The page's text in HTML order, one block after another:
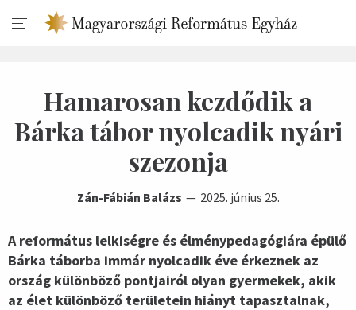
Hamarosan kezdődik a
Bárka tábor nyolcadik nyári
szezonja
Zán-Fábián Balázs 2025. június 25.
A református lelkiségre és élménypedagógiára épülő
Bárka táborba immár nyolcadik éve érkeznek az
ország különböző pontjairól olyan gyermekek, akik
az élet különböző területein hiányt tapasztalnak,